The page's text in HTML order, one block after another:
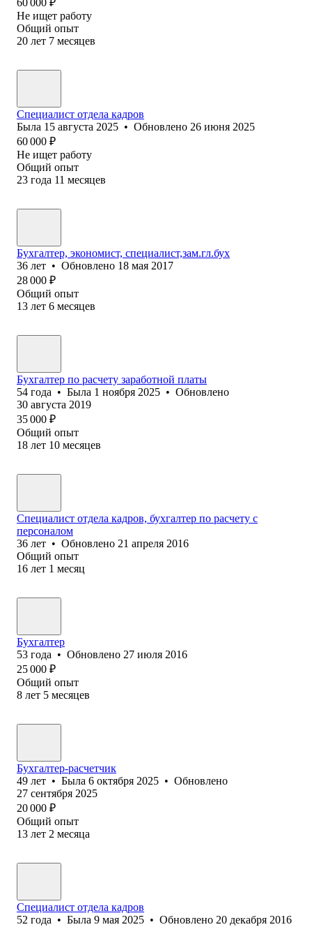
Не ищет работу
Общий опыт
20 лет 7 месяцев
Специалист отдела кадров
Была 15 августа 2025 • Обновлено 26 июня 2025
60 000 ₽
Не ищет работу
Общий опыт
23 года 11 месяцев
Бухгалтер, экономист, специалист,зам.гл.бух
36 лет • Обновлено 18 мая 2017
28 000 ₽
Общий опыт
13 лет 6 месяцев
Бухгалтер по расчету заработной платы
54 года • Была 1 ноября 2025 • Обновлено
30 августа 2019
35 000 ₽
Общий опыт
18 лет 10 месяцев
Специалист отдела кадров, бухгалтер по расчету с
персоналом
36 лет • Обновлено 21 апреля 2016
Общий опыт
16 лет 1 месяц
Бухгалтер
53 года • Обновлено 27 июля 2016
25 000 ₽
Общий опыт
8 лет 5 месяцев
Бухгалтер-расчетчик
49 лет • Была 6 октября 2025 • Обновлено
27 сентября 2025
20 000 ₽
Общий опыт
13 лет 2 месяца
Специалист отдела кадров
52 года • Была 9 мая 2025 • Обновлено 20 декабря 2016